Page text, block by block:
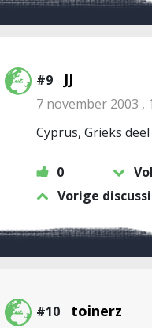
#9 JJ
7 november 2003 ,
Cyprus, Grieks deel
0
Vorige
#10 toinerz